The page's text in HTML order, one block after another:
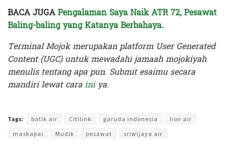
BACA JUGAPengalaman Saya Naik ATR 72, Pesawat
Baling-baling yang Katanya Berbahaya.
Terminal Mojok merupakan platform User Generated
Content (UGC) untuk mewadahi jamaah mojokiyah
menulis tentang apa pun. Submit esaimu secara
mandiri lewat carainiya.
Tags: batik air Citilink garuda indonesia
lion air
maskapai
Mudik pesawat sriwijaya air